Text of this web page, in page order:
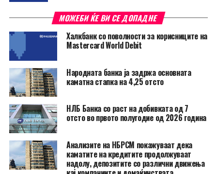
МОЖЕБИ ЌЕ ВИ СЕ ДОПАДНЕ
Халкбанк со поволности за корисниците на
Mastercard World Debit
Народната банка ја задржа основната
каматна стапка на 4,25 отсто
НЛБ Банка со раст на добивката од 7
отсто во првото полугодие од 2026 година
Анализите на НБРСМ покажуваат дека
каматите на кредитите продолжуваат
надолу, депозитите со различни движења